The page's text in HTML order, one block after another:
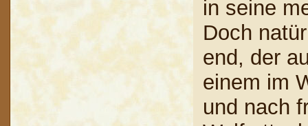
in seine
Doch
end, der
einem im
und nach